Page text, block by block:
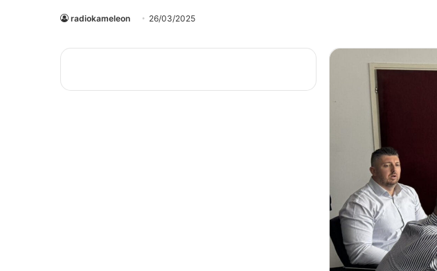
radiokameleon 26/03/2025